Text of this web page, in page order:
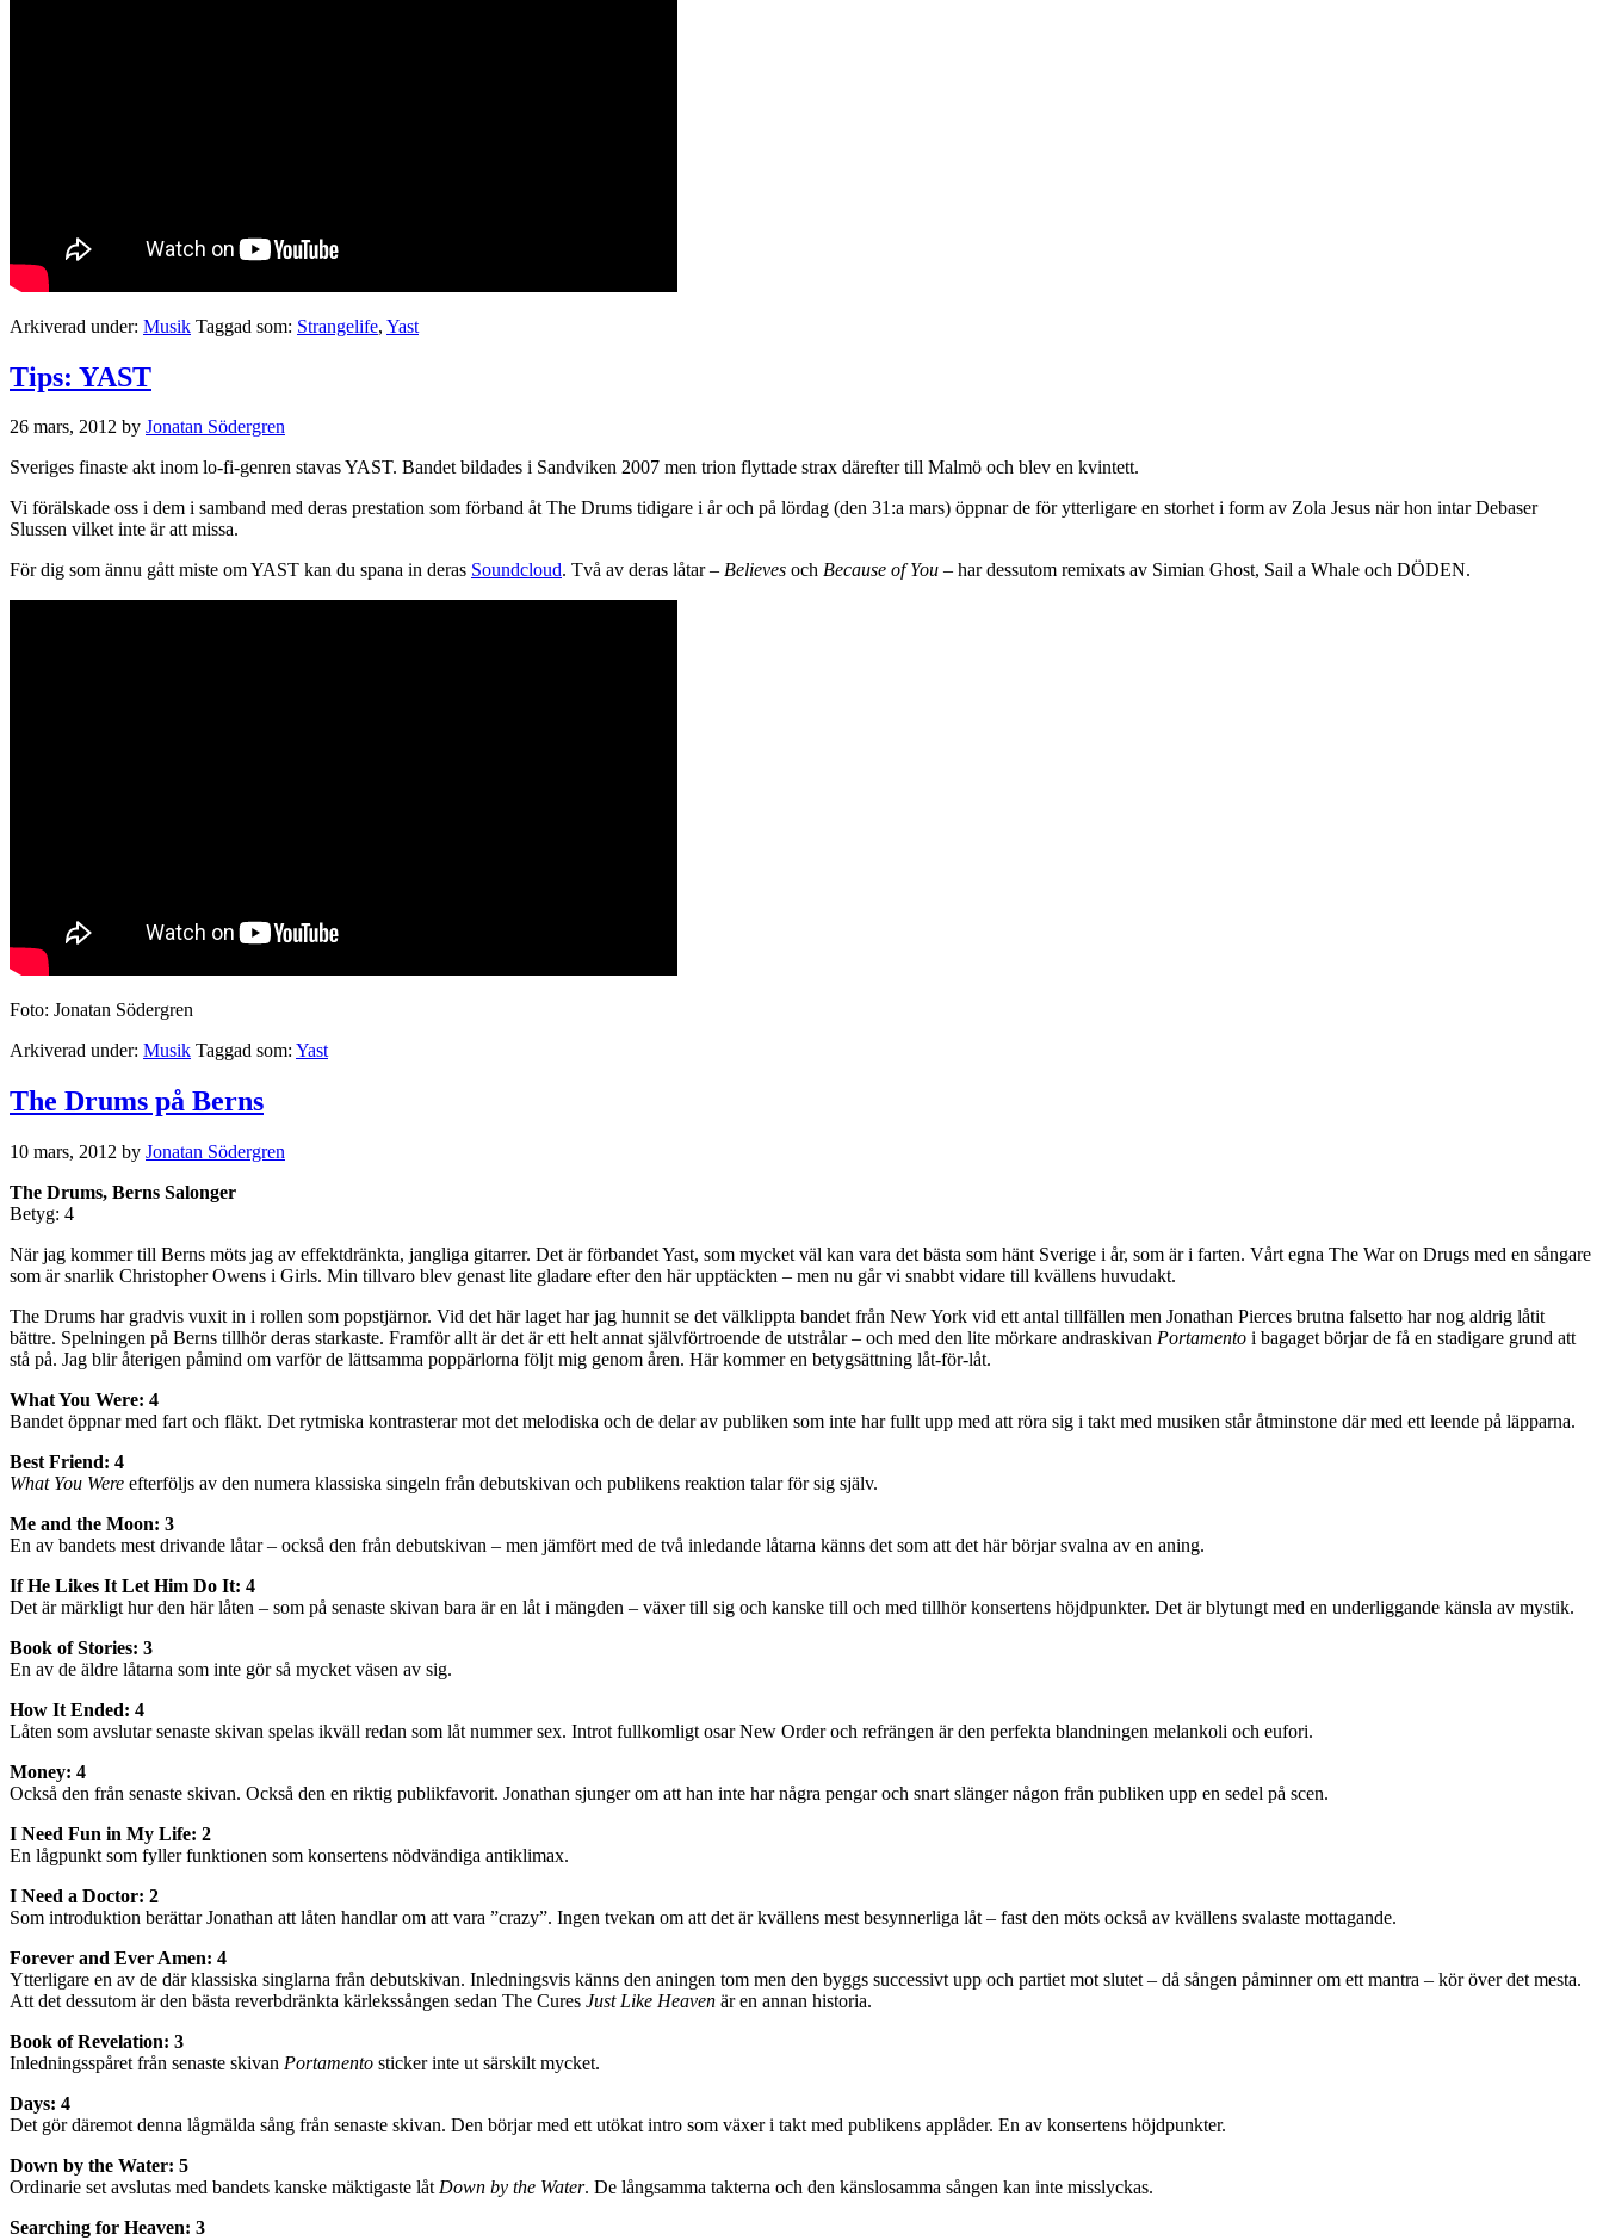
Arkiverad under: Musik Taggad som: Strangelife, Yast
Tips: YAST
26 mars, 2012 by Jonatan Södergren
Sveriges finaste akt inom lo-fi-genren stavas YAST. Bandet bildades i Sandviken 2007 men trion flyttade strax därefter till Malmö och blev en kvintett.
Vi förälskade oss i dem i samband med deras prestation som förband åt The Drums tidigare i år och på lördag (den 31:a mars) öppnar de för ytterligare en storhet i form av Zola Jesus när hon intar Debaser
Slussen vilket inte är att missa.
För dig som ännu gått miste om YAST kan du spana in deras Soundcloud. Två av deras låtar – Believes och Because of You – har dessutom remixats av Simian Ghost, Sail a Whale och DÖDEN.
Foto: Jonatan Södergren
Arkiverad under: Musik Taggad som: Yast
The Drums på Berns
10 mars, 2012 by Jonatan Södergren
The Drums, Berns Salonger
Betyg: 4
När jag kommer till Berns möts jag av effektdränkta, jangliga gitarrer. Det är förbandet Yast, som mycket väl kan vara det bästa som hänt Sverige i år, som är i farten. Vårt egna The War on Drugs med en sångare
som är snarlik Christopher Owens i Girls. Min tillvaro blev genast lite gladare efter den här upptäckten – men nu går vi snabbt vidare till kvällens huvudakt.
The Drums har gradvis vuxit in i rollen som popstjärnor. Vid det här laget har jag hunnit se det välklippta bandet från New York vid ett antal tillfällen men Jonathan Pierces brutna falsetto har nog aldrig låtit
bättre. Spelningen på Berns tillhör deras starkaste. Framför allt är det är ett helt annat självförtroende de utstrålar – och med den lite mörkare andraskivan Portamento i bagaget börjar de få en stadigare grund att
stå på. Jag blir återigen påmind om varför de lättsamma poppärlorna följt mig genom åren. Här kommer en betygsättning låt-för-låt.
What You Were: 4
Bandet öppnar med fart och fläkt. Det rytmiska kontrasterar mot det melodiska och de delar av publiken som inte har fullt upp med att röra sig i takt med musiken står åtminstone där med ett leende på läpparna.
Best Friend: 4
What You Were efterföljs av den numera klassiska singeln från debutskivan och publikens reaktion talar för sig själv.
Me and the Moon: 3
En av bandets mest drivande låtar – också den från debutskivan – men jämfört med de två inledande låtarna känns det som att det här börjar svalna av en aning.
If He Likes It Let Him Do It: 4
Det är märkligt hur den här låten – som på senaste skivan bara är en låt i mängden – växer till sig och kanske till och med tillhör konsertens höjdpunkter. Det är blytungt med en underliggande känsla av mystik.
Book of Stories: 3
En av de äldre låtarna som inte gör så mycket väsen av sig.
How It Ended: 4
Låten som avslutar senaste skivan spelas ikväll redan som låt nummer sex. Introt fullkomligt osar New Order och refrängen är den perfekta blandningen melankoli och eufori.
Money: 4
Också den från senaste skivan. Också den en riktig publikfavorit. Jonathan sjunger om att han inte har några pengar och snart slänger någon från publiken upp en sedel på scen.
I Need Fun in My Life: 2
En lågpunkt som fyller funktionen som konsertens nödvändiga antiklimax.
I Need a Doctor: 2
Som introduktion berättar Jonathan att låten handlar om att vara ”crazy”. Ingen tvekan om att det är kvällens mest besynnerliga låt – fast den möts också av kvällens svalaste mottagande.
Forever and Ever Amen: 4
Ytterligare en av de där klassiska singlarna från debutskivan. Inledningsvis känns den aningen tom men den byggs successivt upp och partiet mot slutet – då sången påminner om ett mantra – kör över det mesta.
Att det dessutom är den bästa reverbdränkta kärlekssången sedan The Cures Just Like Heaven är en annan historia.
Book of Revelation: 3
Inledningsspåret från senaste skivan Portamento sticker inte ut särskilt mycket.
Days: 4
Det gör däremot denna lågmälda sång från senaste skivan. Den börjar med ett utökat intro som växer i takt med publikens applåder. En av konsertens höjdpunkter.
Down by the Water: 5
Ordinarie set avslutas med bandets kanske mäktigaste låt Down by the Water. De långsamma takterna och den känslosamma sången kan inte misslyckas.
Searching for Heaven: 3